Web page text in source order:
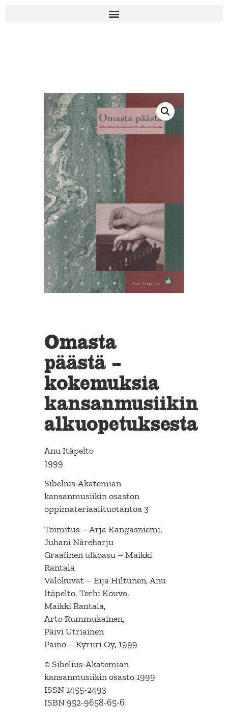
Omasta
päästä –
kokemuksia
kansanmusiikin
alkuopetuksesta
Anu Itäpelto
1999
Sibelius-Akatemian
kansanmusiikin osaston
oppimateriaalituotantoa 3
Toimitus – Arja Kangasniemi,
Juhani Näreharju
Graafinen ulkoasu – Maikki
Rantala
Valokuvat – Eija Hiltunen, Anu
Itäpelto, Terhi Kouvo,
Maikki Rantala,
Arto Rummukainen,
Päivi Utriainen
Paino – Kyriiri Oy, 1999
© Sibelius-Akatemian
kansanmusiikin osasto 1999
ISSN 1455-2493
ISBN 952-9658-65-6